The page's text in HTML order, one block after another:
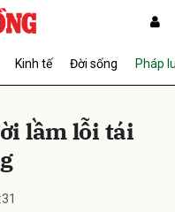
Kinh tế Đời sống Pháp
lầm lỗi tái